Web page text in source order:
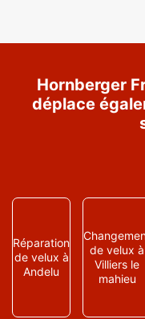
Hornberger
déplace
Réparation
de velux à
Andelu
de velux à
Villiers le
mahieu